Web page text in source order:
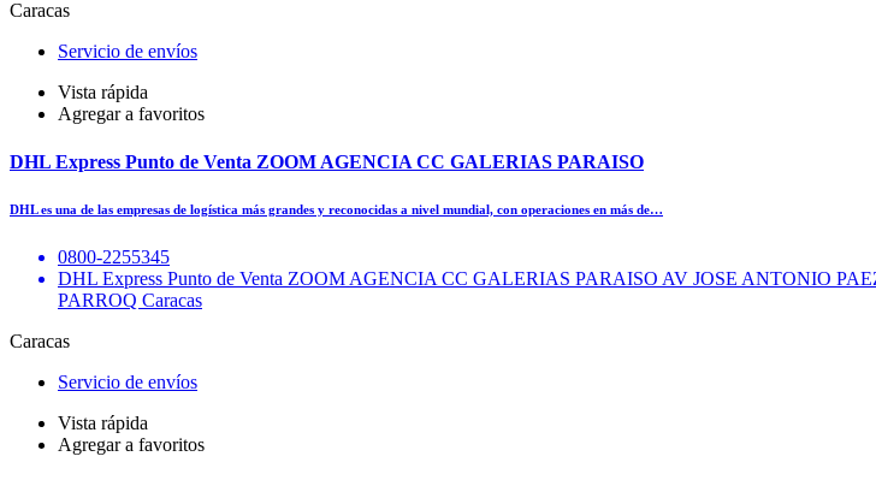
Caracas
Servicio de envíos
Vista rápida
Agregar a favoritos
DHL Express Punto de Venta ZOOM AGENCIA CC GALERIAS PARAISO
DHL es una de las empresas de logística más grandes y reconocidas a nivel mundial, con operaciones en más de…
0800-2255345
DHL Express Punto de Venta ZOOM AGENCIA CC GALERIAS PARAISO AV JOSE ANTONIO
PARROQ Caracas
Caracas
Servicio de envíos
Vista rápida
Agregar a favoritos